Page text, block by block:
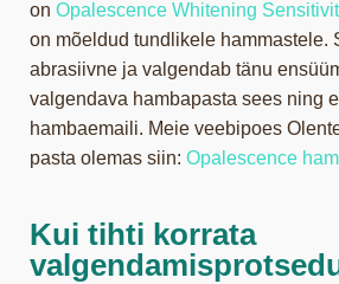
on Opalescence Whitening
on mõeldud tundlikele hammastele.
abrasiivne ja valgendab tänu
valgendava hambapasta sees ning
hambaemaili. Meie veebipoes
pasta olemas siin: Opalescence
Kui tihti korrata